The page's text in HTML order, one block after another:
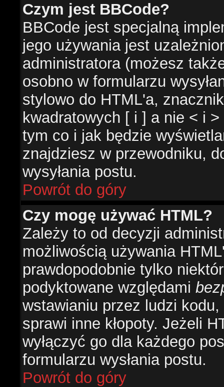
Czym jest BBCode?
BBCode jest specjalną
jego używania jest
administratora (możesz
osobno w formularzu
stylowo do HTML'a,
kwadratowych [ i ] a nie < i
tym co i jak będzie
znajdziesz w przewodniku,
wysyłania postu.
Powrót do góry
Czy mogę używać HTML?
Zależy to od decyzji
możliwością używania
prawdopodobnie tylko
podyktowane względami
wstawianiu przez ludzi
sprawi inne kłopoty. Jeżeli
wyłączyć go dla każdego
formularzu wysłania postu.
Powrót do góry